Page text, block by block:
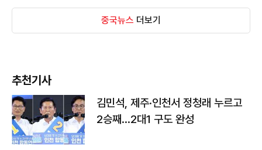
중국뉴스 더보기
추천기사
김민석, 제주·인천서 정청래 누르고
2승째…2대1 구도 완성